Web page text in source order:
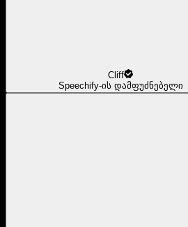
Cliff
Speechify-ის დამფუძნებელი